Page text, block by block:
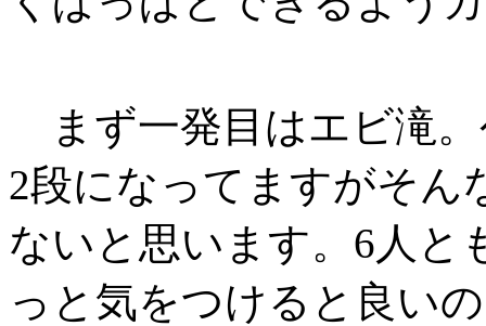
まず一発目はエビ滝。
2段になってますがそん
ないと思います。6人と
っと気をつけると良い